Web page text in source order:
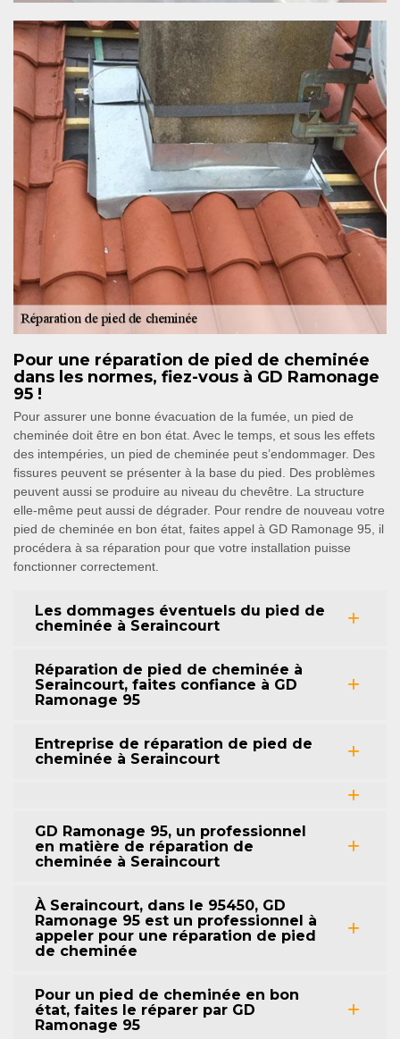
Pour une réparation de pied de cheminée
dans les normes, fiez-vous à GD Ramonage
95 !
Pour assurer une bonne évacuation de la fumée, un pied de
cheminée doit être en bon état. Avec le temps, et sous les effets
des intempéries, un pied de cheminée peut s’endommager. Des
fissures peuvent se présenter à la base du pied. Des problèmes
peuvent aussi se produire au niveau du chevêtre. La structure
elle-même peut aussi de dégrader. Pour rendre de nouveau votre
pied de cheminée en bon état, faites appel à GD Ramonage 95, il
procédera à sa réparation pour que votre installation puisse
fonctionner correctement.
Les dommages éventuels du pied de
cheminée à Seraincourt
Réparation de pied de cheminée à
Seraincourt, faites confiance à GD
Ramonage 95
Entreprise de réparation de pied de
cheminée à Seraincourt
GD Ramonage 95, un professionnel
en matière de réparation de
cheminée à Seraincourt
À Seraincourt, dans le 95450, GD
Ramonage 95 est un professionnel à
appeler pour une réparation de pied
de cheminée
Pour un pied de cheminée en bon
état, faites le réparer par GD
Ramonage 95